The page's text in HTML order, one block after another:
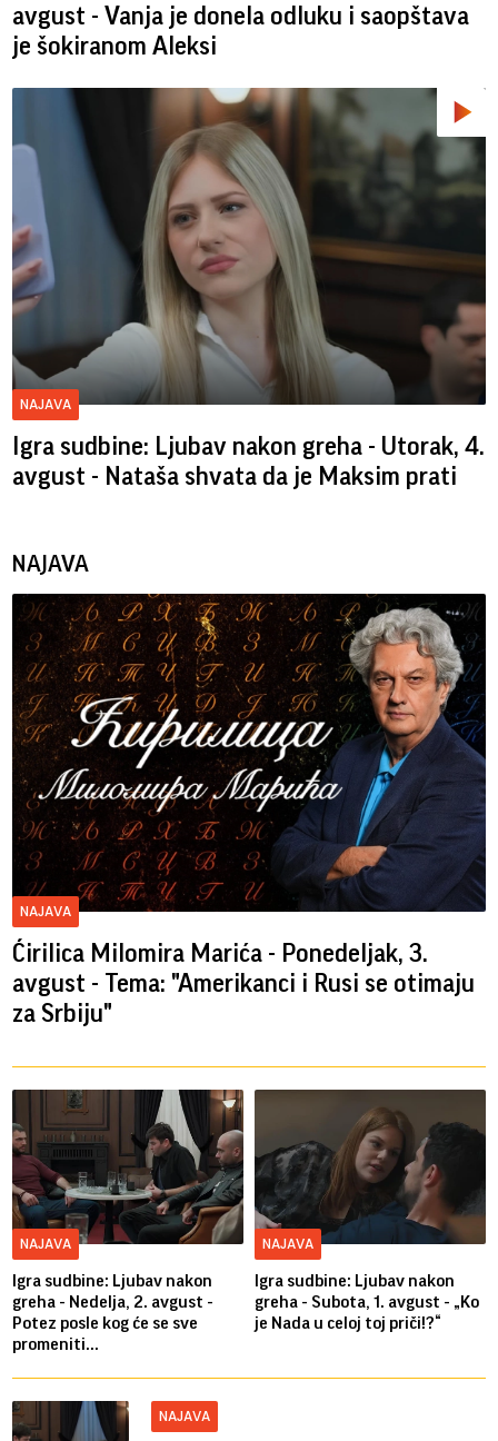
avgust - Vanja je donela odluku i saopštava
je šokiranom Aleksi
NAJAVA
Igra sudbine: Ljubav nakon greha - Utorak, 4.
avgust - Nataša shvata da je Maksim prati
NAJAVA
NAJAVA
Ćirilica Milomira Marića - Ponedeljak, 3.
avgust - Tema: "Amerikanci i Rusi se otimaju
za Srbiju"
NAJAVA
Igra sudbine: Ljubav nakon
greha - Nedelja, 2. avgust -
Potez posle kog će se sve
promeniti...
NAJAVA
Igra sudbine: Ljubav nakon
greha - Subota, 1. avgust - „Ko
je Nada u celoj toj priči!?“
NAJAVA